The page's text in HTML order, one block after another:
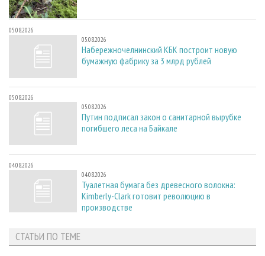
05.08.2026
05.08.2026
Набережночелнинский КБК построит новую
бумажную фабрику за 3 млрд рублей
05.08.2026
05.08.2026
Путин подписал закон о санитарной вырубке
погибшего леса на Байкале
04.08.2026
04.08.2026
Туалетная бумага без древесного волокна:
Kimberly-Clark готовит революцию в
производстве
СТАТЬИ ПО ТЕМЕ